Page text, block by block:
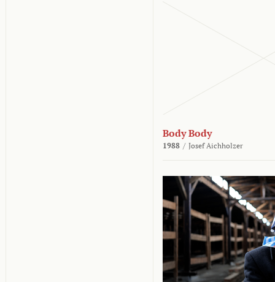
Body Body
1988 / Josef Aichholzer